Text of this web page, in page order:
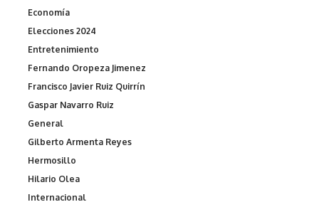
Economía
Elecciones 2024
Entretenimiento
Fernando Oropeza Jimenez
Francisco Javier Ruiz Quirrín
Gaspar Navarro Ruiz
General
Gilberto Armenta Reyes
Hermosillo
Hilario Olea
Internacional